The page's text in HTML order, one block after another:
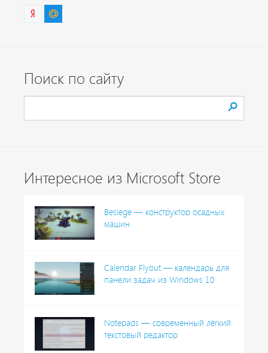
Поиск по сайту
Интересное из Microsoft Store
Besiege — конструктор осадных
машин
Calendar Flyout — календарь для
панели задач из Windows 10
Notepads — современный лёгкий
текстовый редактор